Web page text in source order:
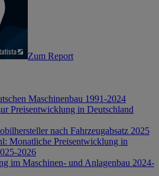
Zum Report
Maschinenbau 1991-2024
Preisentwicklung in Deutschland
nach Fahrzeugabsatz 2025
Monatliche Preisentwicklung in
2026
im Maschinen- und Anlagenbau 2024-